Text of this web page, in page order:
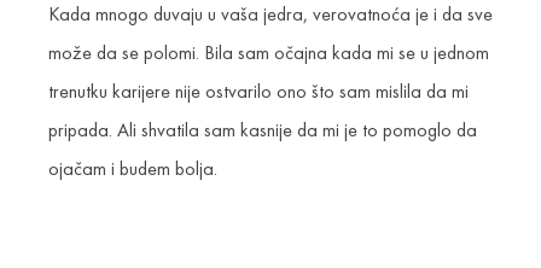
Kada mnogo duvaju u vaša jedra, verovatnoća je i da sve
može da se polomi. Bila sam očajna kada mi se u jednom
trenutku karijere nije ostvarilo ono što sam mislila da mi
pripada. Ali shvatila sam kasnije da mi je to pomoglo da
ojačam i budem bolja.